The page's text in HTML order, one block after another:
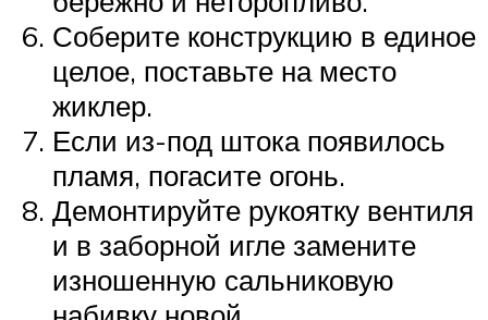
Соберите конструкцию в единое
целое, поставьте на место
жиклер.
Если из-под штока появилось
пламя, погасите огонь.
Демонтируйте рукоятку вентиля
и в заборной игле замените
изношенную сальниковую